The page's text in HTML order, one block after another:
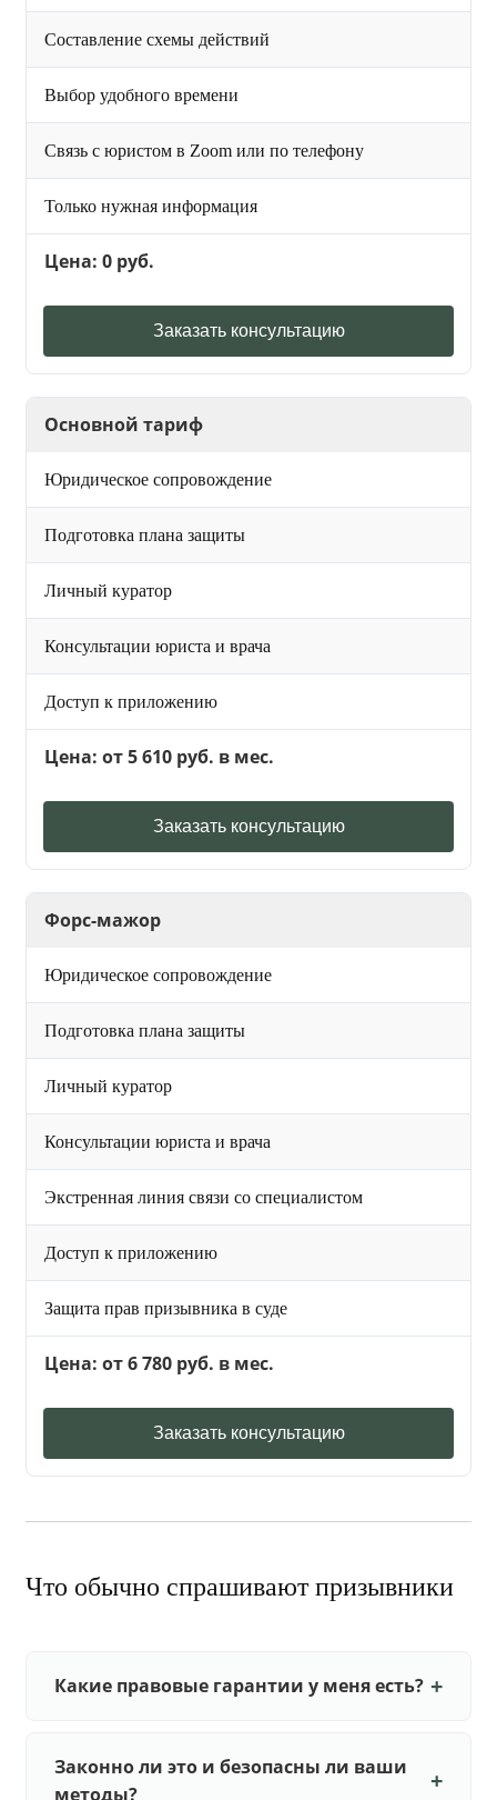
Составление схемы действий
Выбор удобного времени
Связь с юристом в Zoom или по телефону
Только нужная информация
Цена: 0 руб.
Заказать консультацию
Основной тариф
Юридическое сопровождение
Подготовка плана защиты
Личный куратор
Консультации юриста и врача
Доступ к приложению
Цена: от 5 610 руб. в мес.
Заказать консультацию
Форс-мажор
Юридическое сопровождение
Подготовка плана защиты
Личный куратор
Консультации юриста и врача
Экстренная линия связи со специалистом
Доступ к приложению
Защита прав призывника в суде
Цена: от 6 780 руб. в мес.
Заказать консультацию
Что обычно спрашивают призывники
Какие правовые гарантии у меня есть?
Законно ли это и безопасны ли ваши
методы?